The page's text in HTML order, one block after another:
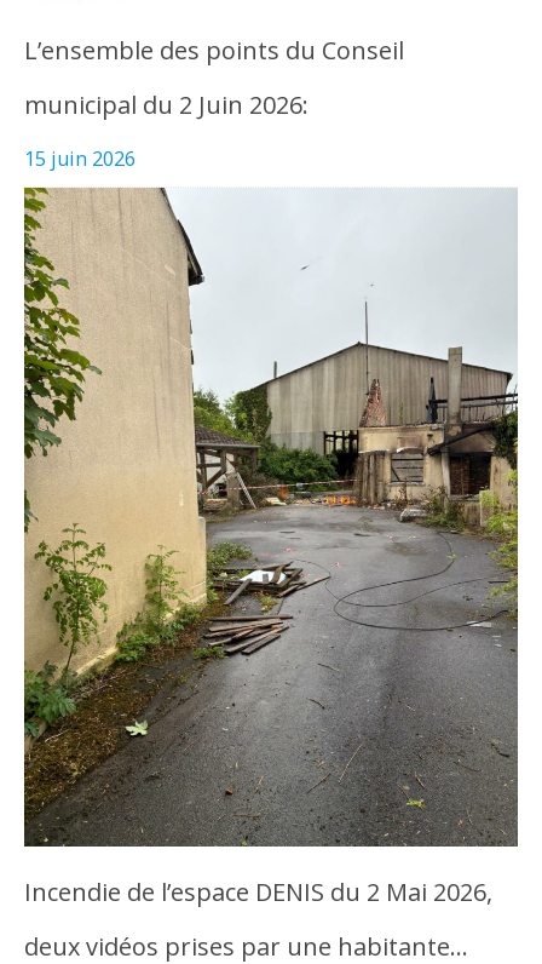
L’ensemble des points du Conseil
municipal du 2 Juin 2026:
15 juin 2026
Incendie de l’espace DENIS du 2 Mai 2026,
deux vidéos prises par une habitante…